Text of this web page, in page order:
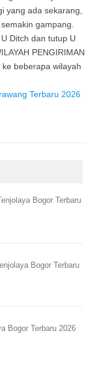
yang ada sekarang,
gampang.
Ditch dan tutup U
PENGIRIMAN
ke beberapa wilayah
Terbaru 2026
Bogor Terbaru
Bogor Terbaru
Bogor Terbaru 2026